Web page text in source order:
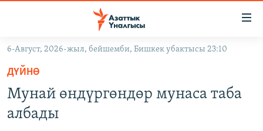
Навигацияга
өтүңүз
Издөөгө
салыңыз
ЖАҢЫЛЫКТАР
КЫРГЫЗСТАН
ДҮЙНӨ
6-Август, 2026-жыл, бейшемби, Бишкек убактысы 23:10
ДҮЙНӨ
Мунай өндүргөндөр мунаса таба
албады